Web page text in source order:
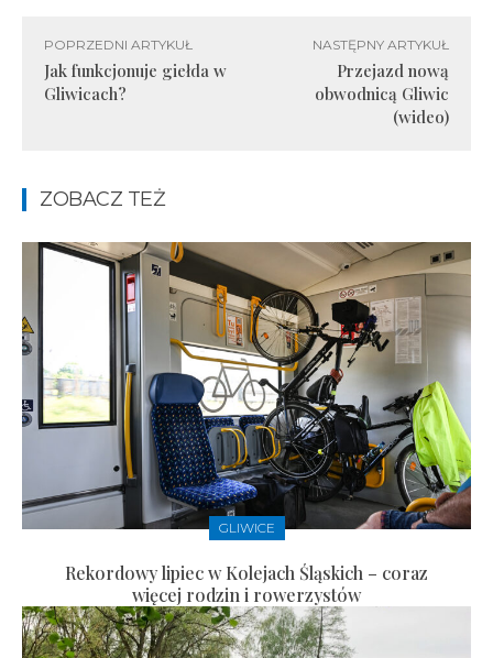
POPRZEDNI ARTYKUŁ
Jak funkcjonuje giełda w
Gliwicach?
NASTĘPNY ARTYKUŁ
Przejazd nową
obwodnicą Gliwic
(wideo)
ZOBACZ TEŻ
GLIWICE
Rekordowy lipiec w Kolejach Śląskich – coraz
więcej rodzin i rowerzystów